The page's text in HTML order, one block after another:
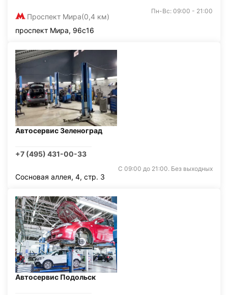
Проспект Мира(0,4 км)
Пн-Вс: 09:00 - 21:00
проспект Мира, 96с16
Автосервис Зеленоград
+7 (495) 431-00-33
С 09:00 до 21:00. Без выходных
Сосновая аллея, 4, стр. 3
Автосервис Подольск